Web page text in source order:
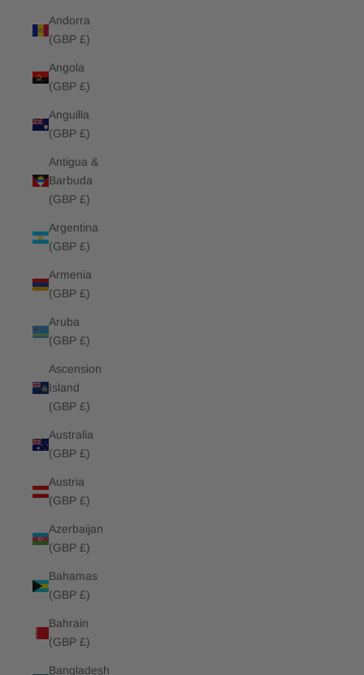
Andorra
(GBP £)
Angola
(GBP £)
Anguilla
(GBP £)
Antigua &
Barbuda
(GBP £)
Argentina
(GBP £)
Armenia
(GBP £)
Aruba
(GBP £)
Ascension
Island
(GBP £)
Australia
(GBP £)
Austria
(GBP £)
Azerbaijan
(GBP £)
Bahamas
(GBP £)
Bahrain
(GBP £)
Bangladesh